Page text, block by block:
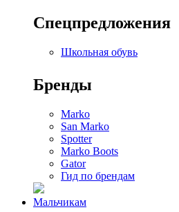
Спецпредложения
Школьная обувь
Бренды
Marko
San Marko
Spotter
Marko Boots
Gator
Гид по брендам
Мальчикам